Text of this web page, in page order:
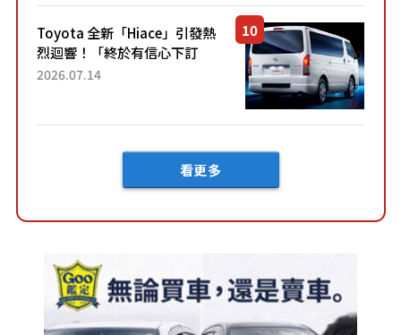
「三...
Toyota 全新「Hiace」引發熱
烈迴響！「終於有信心下訂
了！」「哪個等級交車最
車？...
2026.07.14
看更多